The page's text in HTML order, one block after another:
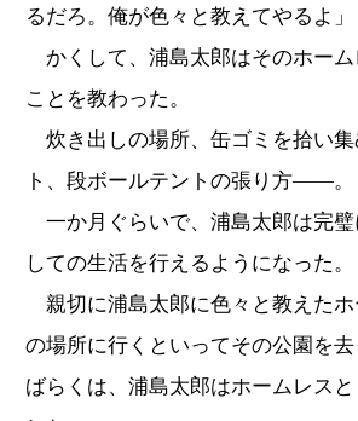
るだろ。俺が色々と教えてやるよ」
かくして、浦島太郎はそのホーム
ことを教わった。
炊き出しの場所、缶ゴミを拾い集
ト、段ボールテントの張り方――。
一か月ぐらいで、浦島太郎は完璧
しての生活を行えるようになった。
親切に浦島太郎に色々と教えたホ
の場所に行くといってその公園を
ばらくは、浦島太郎はホームレス